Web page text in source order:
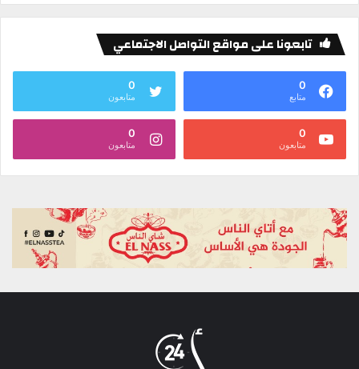
تابعونا على مواقع التواصل الاجتماعي
0
متابع
0
متابعون
0
متابعون
0
متابعون